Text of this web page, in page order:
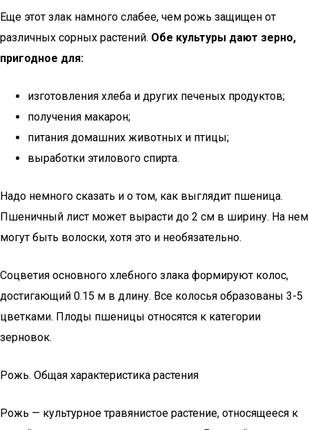
Еще этот злак намного слабее, чем рожь защищен от
различных сорных растений. Обе культуры дают зерно,
пригодное для:
изготовления хлеба и других печеных продуктов;
получения макарон;
питания домашних животных и птицы;
выработки этилового спирта.
Надо немного сказать и о том, как выглядит пшеница.
Пшеничный лист может вырасти до 2 см в ширину. На нем
могут быть волоски, хотя это и необязательно.
Соцветия основного хлебного злака формируют колос,
достигающий 0.15 м в длину. Все колосья образованы 3-5
цветками. Плоды пшеницы относятся к категории
зерновок.
Рожь. Общая характеристика растения
Рожь — культурное травянистое растение, относящееся к